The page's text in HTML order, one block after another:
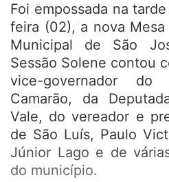
Foi empossada na
feira (02), a nova Mesa
Municipal de São
Sessão Solene contou
vice-governador do
Camarão, da
Vale, do vereador e
de São Luís, Paulo
Júnior Lago e de
do município.